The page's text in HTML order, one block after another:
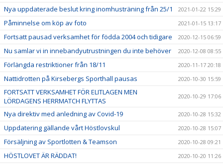
Nya uppdaterade beslut kring inomhusträning från 25/1 2021-01-22 15:29
Påminnelse om köp av foto 2021-01-15 13:17
Fortsatt pausad verksamhet för födda 2004 och tidigare 2020-12-15 06:59
Nu samlar vi in innebandyutrustningen du inte behöver 2020-12-08 08:55
Förlängda restriktioner från 18/11 2020-11-17 20:18
Nattidrotten på Kirsebergs Sporthall pausas 2020-10-30 15:59
FORTSATT VERKSAMHET FÖR ELITLAGEN MEN
LÖRDAGENS HERRMATCH FLYTTAS
2020-10-29 17:06
Nya direktiv med anledning av Covid-19 2020-10-28 15:32
Uppdatering gällande vårt Höstlovskul 2020-10-28 15:07
Försäljning av Sportlotten & Teamson 2020-10-28 09:21
HÖSTLOVET ÄR RÄDDAT! 2020-10-20 11:26